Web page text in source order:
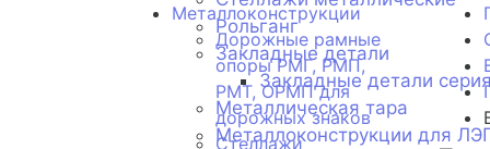
Рольганг
Закладные детали
Закладные детали
Металлическая тара
Металлоконструкции для
Металлоконструкции
Дорожные рамные
опоры РМГ, РМП,
РМТ, ОРМП для
дорожных знаков
Стеллажи